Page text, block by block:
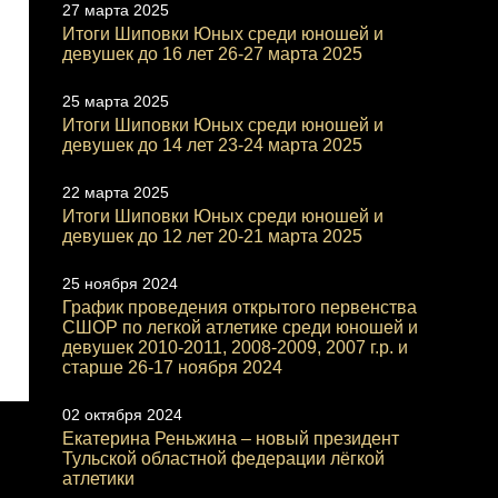
27 марта 2025
Итоги Шиповки Юных среди юношей и
девушек до 16 лет 26-27 марта 2025
25 марта 2025
Итоги Шиповки Юных среди юношей и
девушек до 14 лет 23-24 марта 2025
22 марта 2025
Итоги Шиповки Юных среди юношей и
девушек до 12 лет 20-21 марта 2025
25 ноября 2024
График проведения открытого первенства
СШОР по легкой атлетике среди юношей и
девушек 2010-2011, 2008-2009, 2007 г.р. и
старше 26-17 ноября 2024
02 октября 2024
Екатерина Реньжина – новый президент
Тульской областной федерации лёгкой
атлетики